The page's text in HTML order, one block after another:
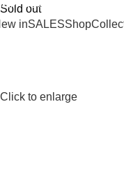
ON ORDERS OVER
inSALESShop
Sold out
Click to enlarge